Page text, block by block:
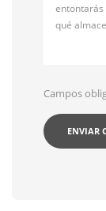
entontarás
qué
Campos